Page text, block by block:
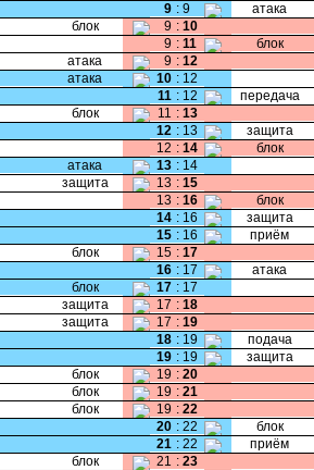
9 : 9 атака
блок 9 : 10
9 : 11 блок
атака 9 : 12
атака 10 : 12
11 : 12 передача
блок 11 : 13
12 : 13 защита
12 : 14 блок
атака 13 : 14
защита 13 : 15
13 : 16 блок
14 : 16 защита
15 : 16 приём
блок 15 : 17
16 : 17 атака
блок 17 : 17
защита 17 : 18
защита 17 : 19
18 : 19 подача
19 : 19 защита
блок 19 : 20
блок 19 : 21
блок 19 : 22
20 : 22 блок
21 : 22 приём
блок 21 : 23